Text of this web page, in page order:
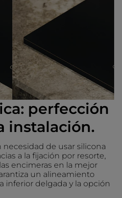
perfección
instalación.
necesidad de usar silicona
a la fijación por resorte,
encimeras en la mejor
un alineamiento
inferior delgada y la opción